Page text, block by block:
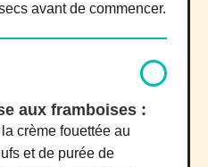
avant de commencer.
aux framboises :
crème fouettée au
et de purée de